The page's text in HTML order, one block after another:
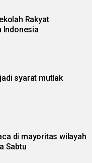
Rakyat
Indonesia
syarat mutlak
di mayoritas wilayah
Sabtu